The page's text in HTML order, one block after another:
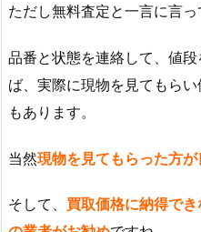
ただし無料査定と一言に言っ
品番と状態を連絡して、値
ば、実際に現物を見てもら
もあります。
当然現物を見てもらった方が
そして、 買取価格に納得で